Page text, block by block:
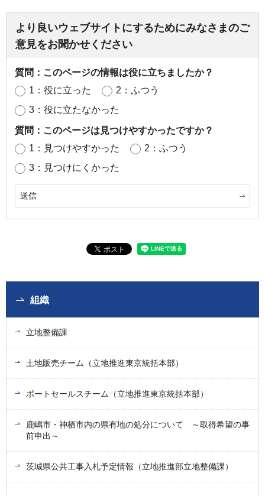
より良いウェブサイトにするためにみなさまのご
意見をお聞かせください
質問：このページの情報は役に立ちましたか？
1：役に立った
2：ふつう
3：役に立たなかった
質問：このページは見つけやすかったですか？
1：見つけやすかった
2：ふつう
3：見つけにくかった
組織
立地整備課
土地販売チーム（立地推進東京統括本部）
ポートセールスチーム（立地推進東京統括本部）
鹿嶋市・神栖市内の県有地の処分について ～取得希望の事
前申出～
茨城県公共工事入札予定情報（立地推進部立地整備課）